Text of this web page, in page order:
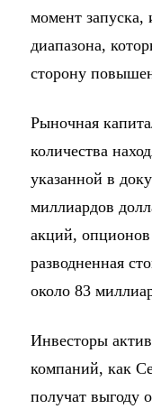
момент запуска,
диапазона,
сторону
Рыночная
количества
указанной в
миллиардов
акций,
разводненная
около 83
Инвесторы
компаний, как
получат выгоду